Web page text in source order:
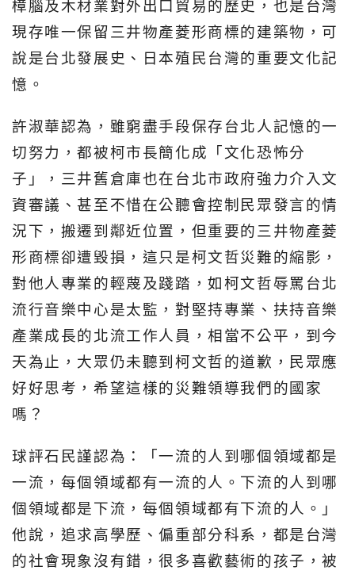
樟腦及木材業對外出口貿易的歷史，也是台灣
現存唯一保留三井物產菱形商標的建築物，可
說是台北發展史、日本殖民台灣的重要文化記
憶。
許淑華認為，雖窮盡手段保存台北人記憶的一
切努力，都被柯市長簡化成「文化恐怖分
子」，三井舊倉庫也在台北市政府強力介入文
資審議、甚至不惜在公聽會控制民眾發言的情
況下，搬遷到鄰近位置，但重要的三井物產菱
形商標卻遭毀損，這只是柯文哲災難的縮影，
對他人專業的輕蔑及踐踏，如柯文哲辱罵台北
流行音樂中心是太監，對堅持專業、扶持音樂
產業成長的北流工作人員，相當不公平，到今
天為止，大眾仍未聽到柯文哲的道歉，民眾應
好好思考，希望這樣的災難領導我們的國家
嗎？
球評石民謹認為：「一流的人到哪個領域都是
一流，每個領域都有一流的人。下流的人到哪
個領域都是下流，每個領域都有下流的人。」
他說，追求高學歷、偏重部分科系，都是台灣
的社會現象沒有錯，很多喜歡藝術的孩子，被